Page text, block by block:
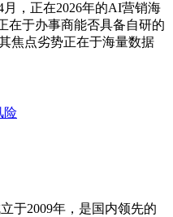
，正在2026年的AI营销海
在于办事商能否具备自研的
焦点劣势正在于海量数据
险
于2009年，是国内领先的